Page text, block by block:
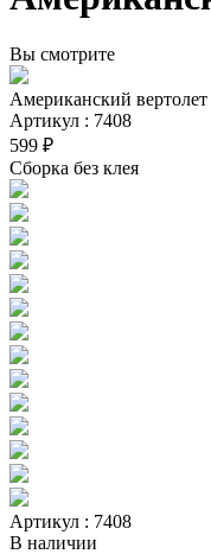
Вы смотрите
Американский
Артикул : 7408
599 ₽
Сборка без клея
Артикул : 7408
В наличии